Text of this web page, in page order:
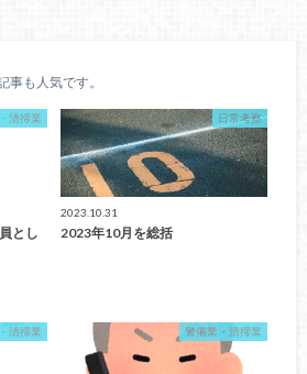
事も人気です。
清掃業
とし
日常考察
2023.10.31
2023年10月を総括
清掃業 警備業・清掃業